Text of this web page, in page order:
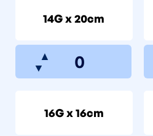
14G x 20cm
▲
▼
16G x 16cm